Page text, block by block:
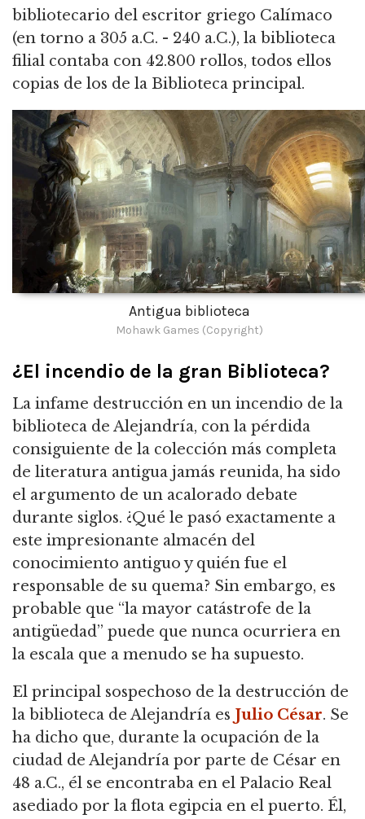
bibliotecario del escritor griego Calímaco
(en torno a 305 a.C. - 240 a.C.), la biblioteca
filial contaba con 42.800 rollos, todos ellos
copias de los de la Biblioteca principal.
Antigua biblioteca
Mohawk Games (Copyright)
¿El incendio de la gran Biblioteca?
La infame destrucción en un incendio de la
biblioteca de Alejandría, con la pérdida
consiguiente de la colección más completa
de literatura antigua jamás reunida, ha sido
el argumento de un acalorado debate
durante siglos. ¿Qué le pasó exactamente a
este impresionante almacén del
conocimiento antiguo y quién fue el
responsable de su quema? Sin embargo, es
probable que “la mayor catástrofe de la
antigüedad” puede que nunca ocurriera en
la escala que a menudo se ha supuesto.
El principal sospechoso de la destrucción de
la biblioteca de Alejandría es Julio César. Se
ha dicho que, durante la ocupación de la
ciudad de Alejandría por parte de César en
48 a.C., él se encontraba en el Palacio Real
asediado por la flota egipcia en el puerto. Él,